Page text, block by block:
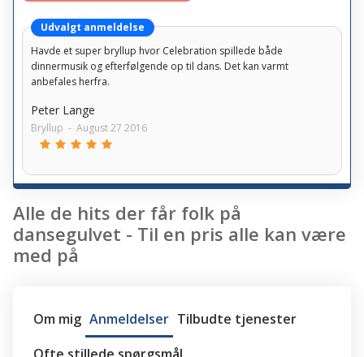
Udvalgt anmeldelse
Havde et super bryllup hvor Celebration spillede både
dinnermusik og efterfølgende op til dans. Det kan varmt
anbefales herfra.
Peter Lange
Bryllup - August 27 2016
Alle de hits der får folk på
dansegulvet - Til en pris alle kan være
med på
Om mig Anmeldelser Tilbudte tjenester